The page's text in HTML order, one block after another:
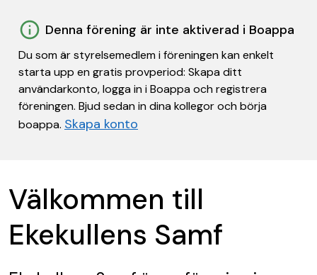
Denna förening är inte aktiverad i Boappa
Du som är styrelsemedlem i föreningen kan enkelt
starta upp en gratis provperiod: Skapa ditt
användarkonto, logga in i Boappa och registrera
föreningen. Bjud sedan in dina kollegor och börja
boappa. Skapa konto
Välkommen till
Ekekullens Samf